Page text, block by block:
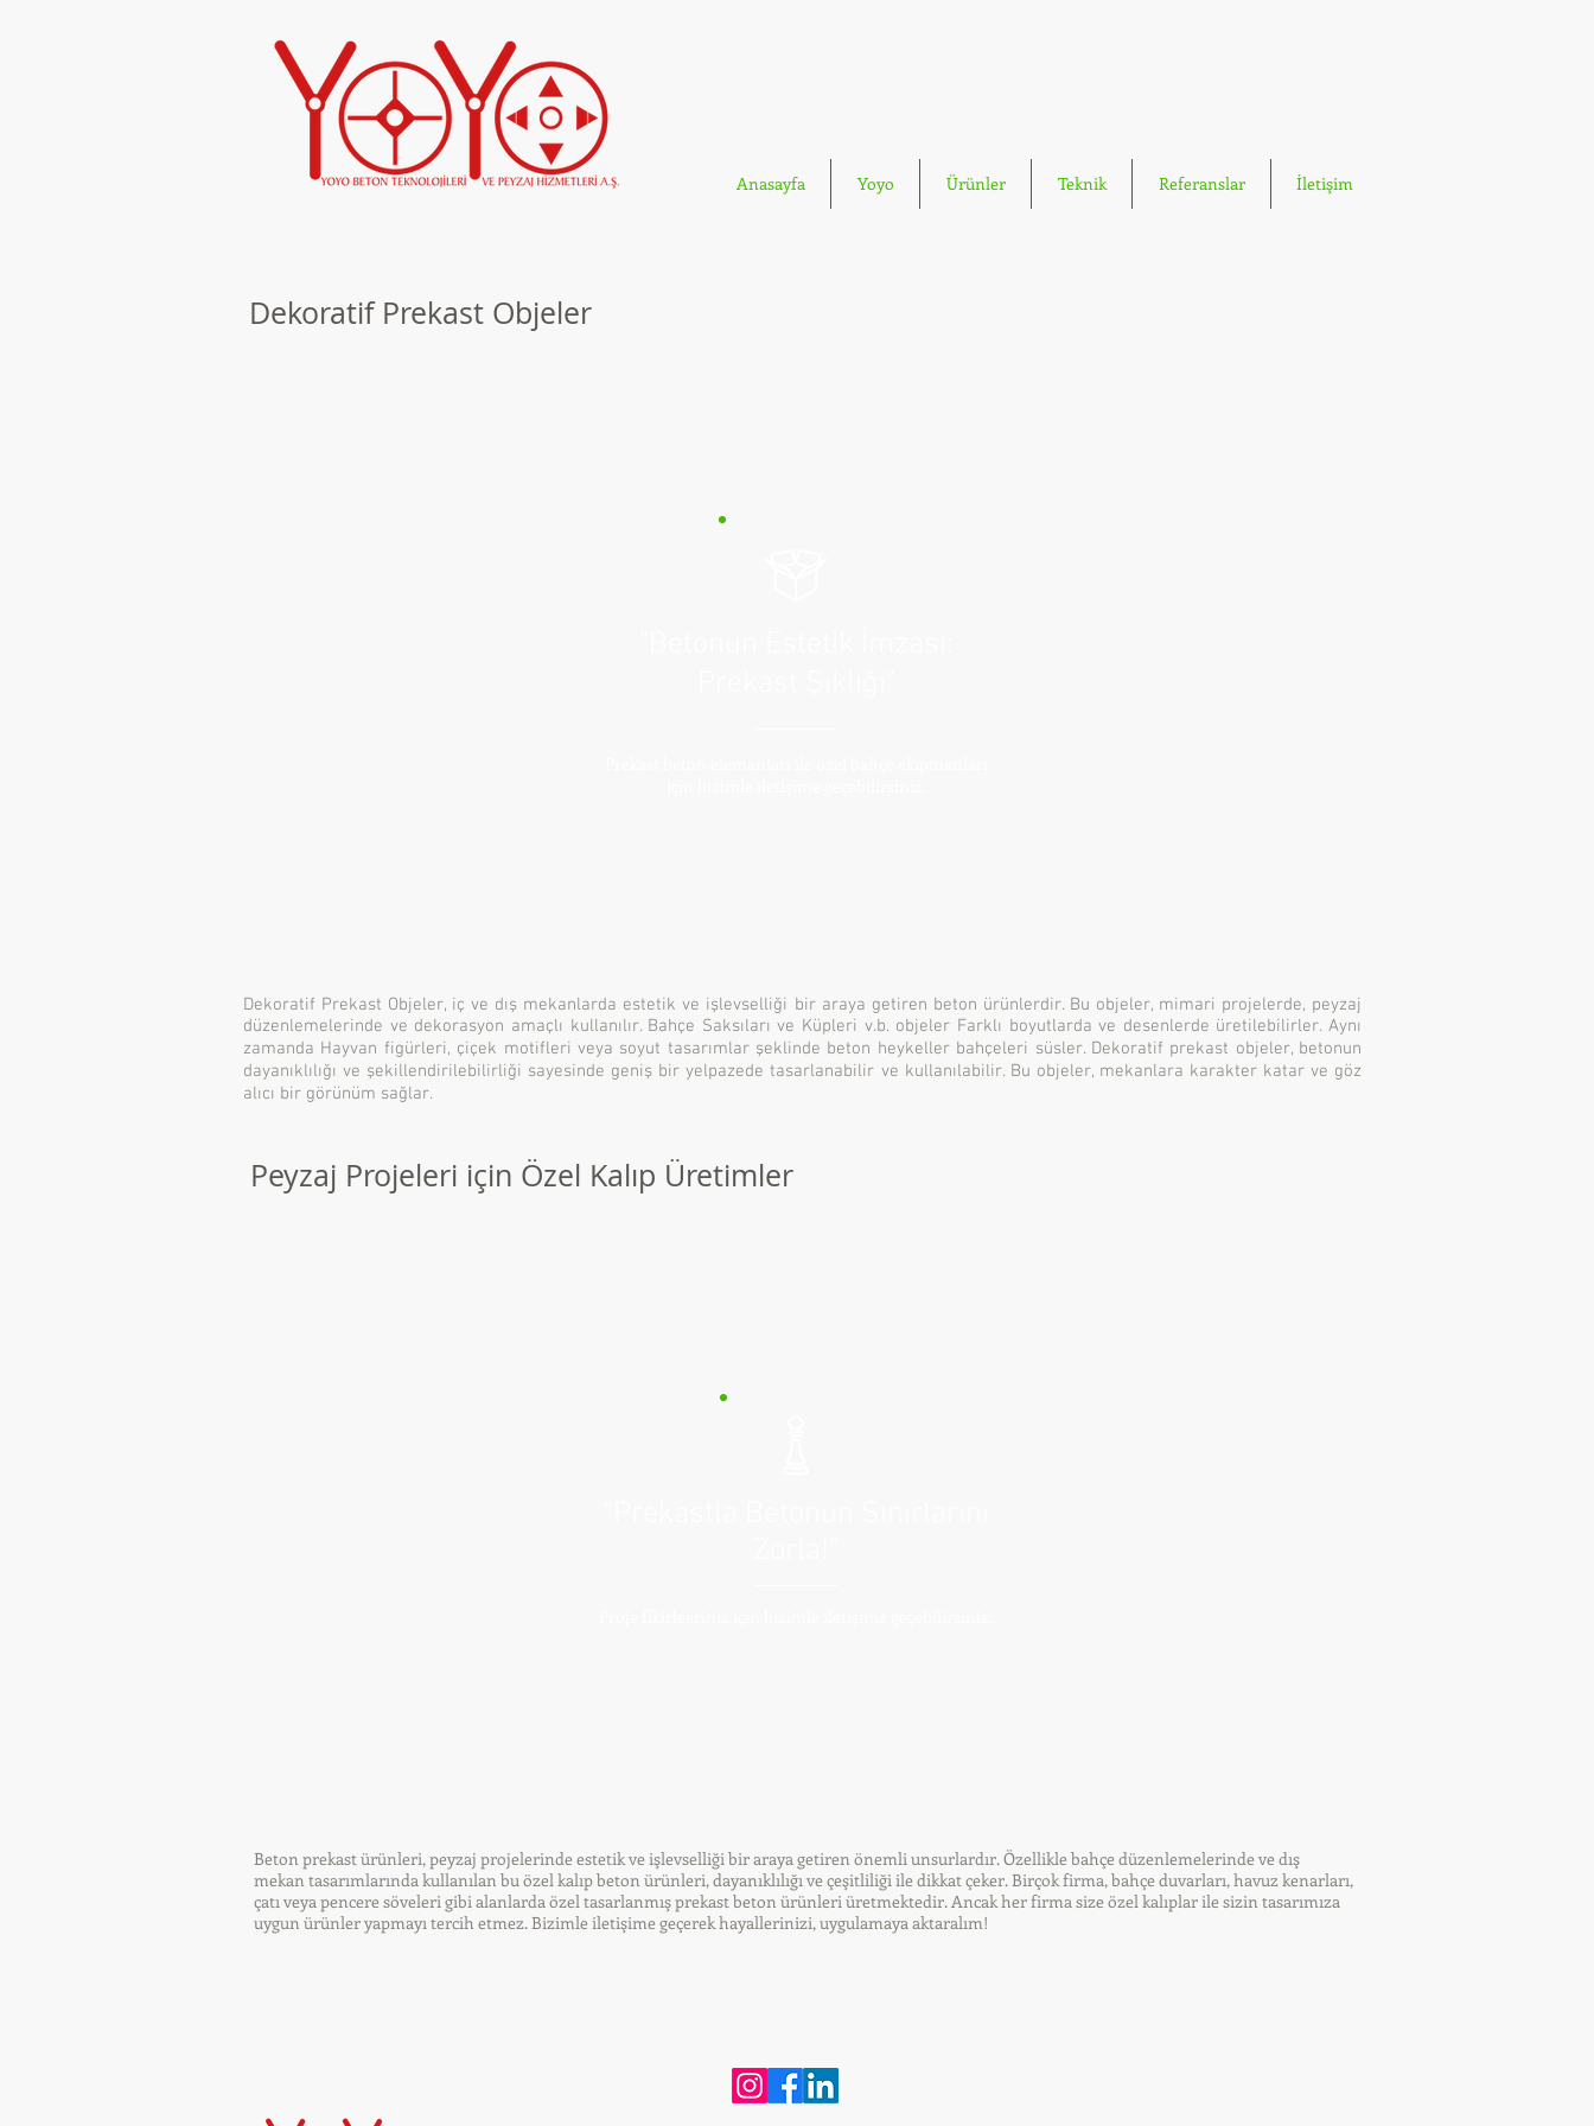
Anasayfa Yoyo Ürünler Teknik Referanslar İletişim
Dekoratif Prekast Objeler
Dekoratif Prekast Objeler, iç ve dış mekanlarda estetik ve işlevselliği bir araya getiren beton ürünlerdir. Bu objeler, mimari projelerde, peyzaj
düzenlemelerinde ve dekorasyon amaçlı kullanılır. Bahçe Saksıları ve Küpleri v.b. objeler Farklı boyutlarda ve desenlerde üretilebilirler. Aynı
zamanda Hayvan figürleri, çiçek motifleri veya soyut tasarımlar şeklinde beton heykeller bahçeleri süsler. Dekoratif prekast objeler, betonun
dayanıklılığı ve şekillendirilebilirliği sayesinde geniş bir yelpazede tasarlanabilir ve kullanılabilir. Bu objeler, mekanlara karakter katar ve göz
alıcı bir görünüm sağlar.
Peyzaj Projeleri için Özel Kalıp Üretimler
Beton prekast ürünleri, peyzaj projelerinde estetik ve işlevselliği bir araya getiren önemli unsurlardır. Özellikle bahçe düzenlemelerinde ve dış
mekan tasarımlarında kullanılan bu özel kalıp beton ürünleri, dayanıklılığı ve çeşitliliği ile dikkat çeker. Birçok firma, bahçe duvarları, havuz kenarları,
çatı veya pencere söveleri gibi alanlarda özel tasarlanmış prekast beton ürünleri üretmektedir. Ancak her firma size özel kalıplar ile sizin tasarımıza
uygun ürünler yapmayı tercih etmez. Bizimle iletişime geçerek hayallerinizi, uygulamaya aktaralım!